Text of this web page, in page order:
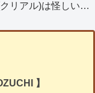
リアル)は怪しい？
】